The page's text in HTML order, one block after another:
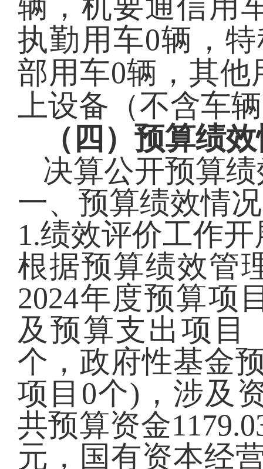
辆，机要通信用
执勤用车0辆 ，
部用车0辆 ， 其他
上设备（不含车
（四）预算绩
决算公开预算
一、预算绩效情况
1.绩效评价工作
根据预算绩效管
2024年度预算项
及预算支出项
个，政府性基金
项目0个)，涉及
共预算资金
元，国有资本经